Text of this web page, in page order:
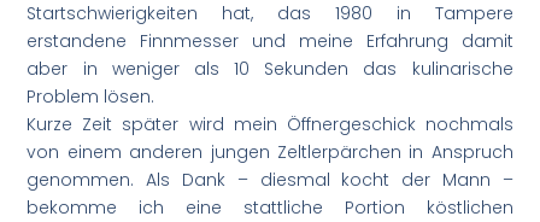
Startschwierigkeiten hat, das 1980 in Tampere
erstandene Finnmesser und meine Erfahrung damit
aber in weniger als 10 Sekunden das kulinarische
Problem lösen.
Kurze Zeit später wird mein Öffnergeschick nochmals
von einem anderen jungen Zeltlerpärchen in Anspruch
genommen. Als Dank – diesmal kocht der Mann –
bekomme ich eine stattliche Portion köstlichen